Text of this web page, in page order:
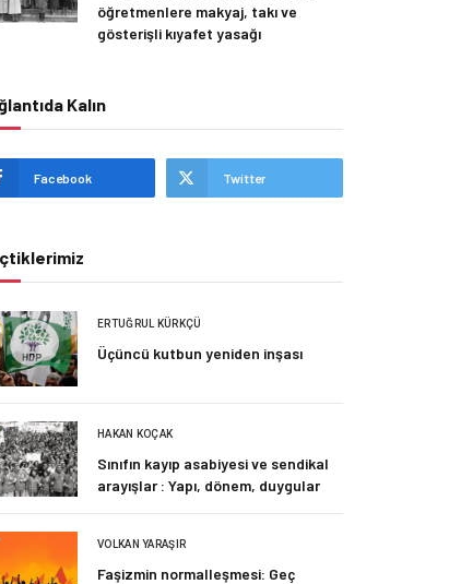
öğretmenlere makyaj, takı ve
gösterişli kıyafet yasağı
Kalın
Facebook Twitter
ERTUĞRUL KÜRKÇÜ
Üçüncü kutbun yeniden inşası
HAKAN KOÇAK
Sınıfın kayıp asabiyesi ve sendikal
arayışlar : Yapı, dönem, duygular
VOLKAN YARAŞIR
Faşizmin normalleşmesi: Geç